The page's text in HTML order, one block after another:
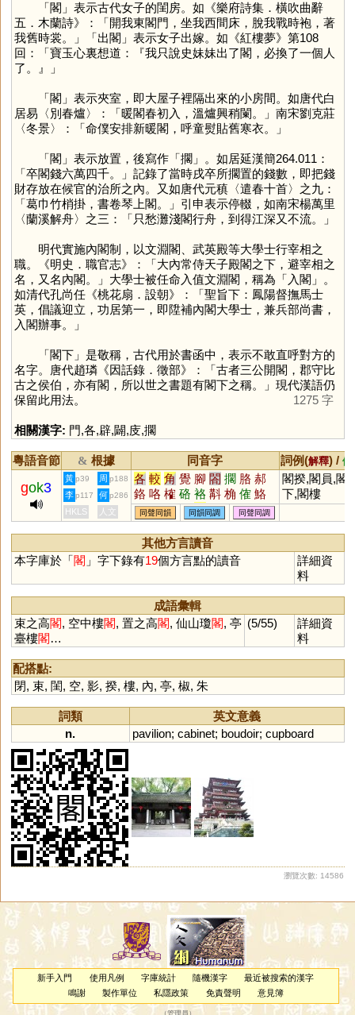
「閣 」表示古代女子的閨房。如《樂府詩集．橫吹曲辭
五．木蘭詩》：「開我東閣門，坐我西間床，脫我戰時袍，著
我舊時裳。」「出閣」表示女子出嫁。如《紅樓夢》第108
回：「寶玉心裏想道：『我只說史妹妹出了閣，必換了一個人
了。』」
「閣 」表示夾室，即大屋子裡隔出來的小房間。如唐代白
居易〈別春爐〉：「暖閣春初入，溫爐興稍闌。」南宋劉克莊
〈冬景〉：「命僕安排新暖閣，呼童熨貼舊寒衣。」
「閣 」表示放置，後寫作「擱 」。如居延漢簡264.011：
「卒閣錢六萬四千。」記錄了當時戌卒所擱置的錢數，即把錢
財存放在候官的治所之內。又如唐代元稹〈遣春十首〉之九：
「葛巾竹梢掛，書卷琴上閣。」引申表示停輟，如南宋楊萬里
〈蘭溪解舟〉之三：「只愁灘淺閣行舟，到得江深又不流。」
明代實施內閣制，以文淵閣、武英殿等大學士行宰相之
職。《明史．職官志》：「大內常侍天子殿閣之下，避宰相之
名，又名內閣。」大學士被任命入值文淵閣，稱為「入閣」。
如清代孔尚任《桃花扇．設朝》：「聖旨下：鳳陽督撫馬士
英，倡議迎立，功居第一，即陞補內閣大學士，兼兵部尚書，
入閣辦事。」
「閣下」是敬稱，古代用於書函中，表示不敢直呼對方的
名字。唐代趙璘《因話錄．徵部》：「古者三公開閣，郡守比
古之侯伯，亦有閣，所以世之書題有閣下之稱。」現代漢語仍
保留此用法。
1275 字
相關漢字: 門,各,辟,闢,庋,擱
粵語音節 & 根據 同音字 詞例(解釋) / 備
gok3
黃 p39 周 p188 各 較 角 覺 腳 閤 擱 胳 郝
鉻 咯 榷 硌 袼 斠 桷 傕 鮥
搉 肐 虼 捔 玨
閣揆,閣員,閣
下,閣樓
李 p117 何 p286
HKLS 人文 同聲同韻 同韻同調 同聲同調
其他方言讀音
本字庫於「閣 」字下錄有19個方言點的讀音
詳細資
料
成語彙輯
束之高閣, 空中樓閣, 置之高閣, 仙山瓊閣, 亭
臺樓閣…
(5/55)
詳細資
料
配搭點:
閉, 束, 閨, 空, 影, 揆, 樓, 內, 亭, 椒, 朱
詞類
英文意義
n.
pavilion; cabinet; boudoir; cupboard
瀏覽次數: 14586
新手入門 使用凡例 字庫統計 隨機漢字
最近被搜索的漢字
鳴謝
製作單位 私隱政策 免責聲明 意見簿